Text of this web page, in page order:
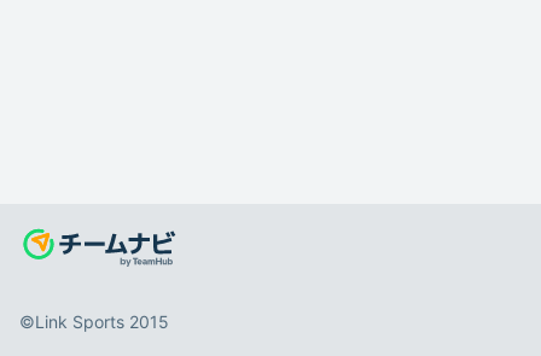
©️Link Sports 2015